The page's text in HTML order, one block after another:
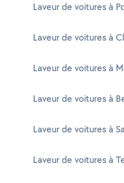
Laveur de voitures à
Laveur de voitures à
Laveur de voitures à
Laveur de voitures à
Laveur de voitures à
Laveur de voitures à